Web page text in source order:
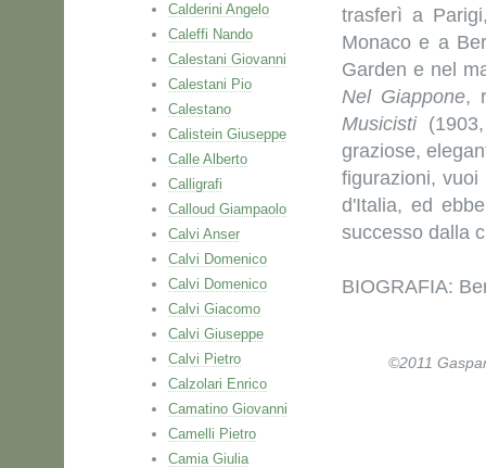
Calderini Angelo
Caleffi Nando
Calestani Giovanni
Calestani Pio
Calestano
Calistein Giuseppe
Calle Alberto
Calligrafi
Calloud Giampaolo
Calvi Anser
Calvi Domenico
Calvi Domenico
Calvi Giacomo
Calvi Giuseppe
Calvi Pietro
Calzolari Enrico
Camatino Giovanni
Camelli Pietro
Camia Giulia
trasferì a
Monaco e a
Garden e nel
Nel Giappone,
Musicisti
graziose,
figurazioni,
d'Italia, ed
successo dalla
BIOGRAFIA:
©2011